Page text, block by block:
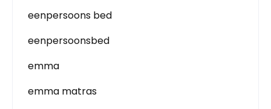
eenpersoons bed
eenpersoonsbed
emma
emma matras